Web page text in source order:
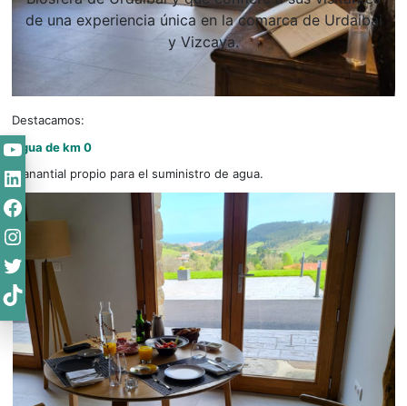
de una experiencia única en la comarca de Urdaibai
y Vizcaya.
Destacamos:
Agua de km 0
Manantial propio para el suministro de agua.
YouTube
LinkedIn
Facebook
Instagram
Twitter
TikTok